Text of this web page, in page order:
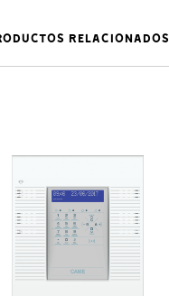
RELACIONADOS